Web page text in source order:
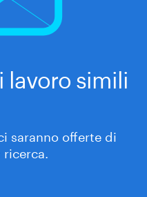
lavoro simili
saranno offerte di
ricerca.